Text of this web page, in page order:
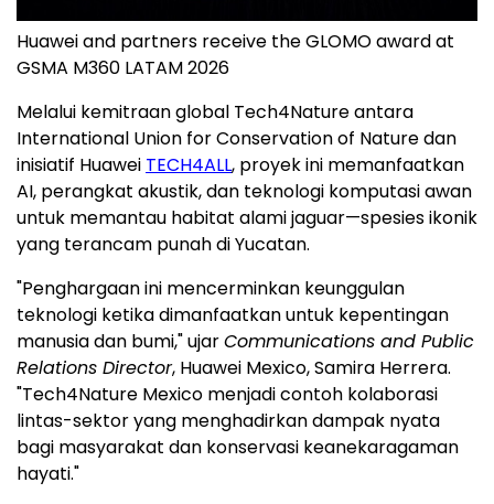
Huawei and partners receive the GLOMO award at
GSMA M360 LATAM 2026
Melalui kemitraan global Tech4Nature antara
International Union for Conservation of Nature dan
inisiatif Huawei TECH4ALL, proyek ini memanfaatkan
AI, perangkat akustik, dan teknologi komputasi awan
untuk memantau habitat alami jaguar—spesies ikonik
yang terancam punah di Yucatan.
"Penghargaan ini mencerminkan keunggulan
teknologi ketika dimanfaatkan untuk kepentingan
manusia dan bumi," ujarCommunications and Public
Relations Director, Huawei Mexico, Samira Herrera.
"Tech4Nature Mexico menjadi contoh kolaborasi
lintas-sektor yang menghadirkan dampak nyata
bagi masyarakat dan konservasi keanekaragaman
hayati."